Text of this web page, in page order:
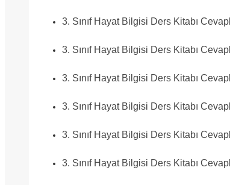
3. Sınıf Hayat Bilgisi Ders Kitabı
3. Sınıf Hayat Bilgisi Ders Kitabı
3. Sınıf Hayat Bilgisi Ders Kitabı
3. Sınıf Hayat Bilgisi Ders Kitabı
3. Sınıf Hayat Bilgisi Ders Kitabı
3. Sınıf Hayat Bilgisi Ders Kitabı